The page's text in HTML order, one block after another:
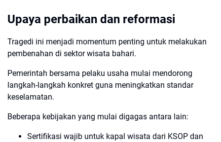
Upaya perbaikan dan reformasi
Tragedi ini menjadi momentum penting untuk melakukan
pembenahan di sektor wisata bahari.
Pemerintah bersama pelaku usaha mulai mendorong
langkah-langkah konkret guna meningkatkan standar
keselamatan.
Beberapa kebijakan yang mulai digagas antara lain:
Sertifikasi wajib untuk kapal wisata dari KSOP dan